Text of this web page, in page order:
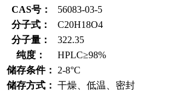
CAS号：
56083-03-5
分子式：
C20H18O4
分子量：
322.35
纯度：
HPLC≥98%
储存条件：
2-8°C
储存方式： 干燥、低温、密封